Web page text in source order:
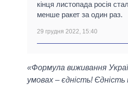
кінця листопада росія
менше ракет за один раз.
29 грудня 2022, 15:40
«Формула виживання
умовах – єдність!